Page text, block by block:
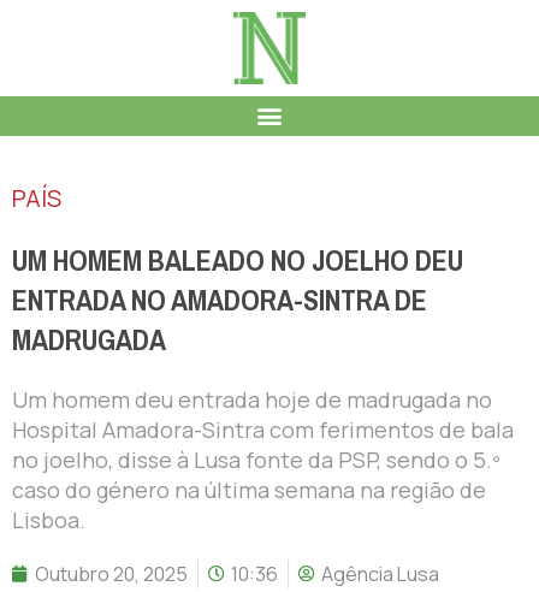
PAÍS
UM HOMEM BALEADO NO JOELHO DEU
ENTRADA NO AMADORA-SINTRA DE
MADRUGADA
Um homem deu entrada hoje de madrugada no
Hospital Amadora-Sintra com ferimentos de bala
no joelho, disse à Lusa fonte da PSP, sendo o 5.º
caso do género na última semana na região de
Lisboa.
Outubro 20, 2025 10:36 Agência Lusa